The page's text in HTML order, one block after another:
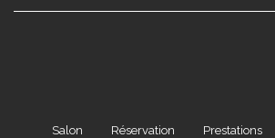
Salon Réservation Prestations